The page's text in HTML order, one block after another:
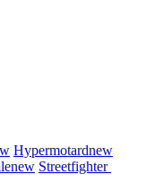
Hypermotardnew
new Streetfighter